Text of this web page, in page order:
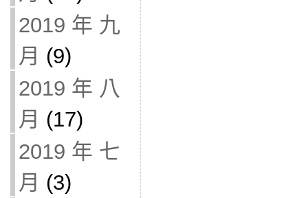
2019 年 九
月 (9)
2019 年 八
月 (17)
2019 年 七
月 (3)